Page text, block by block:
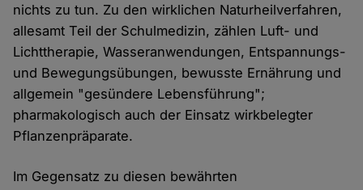
nichts zu tun. Zu den wirklichen Naturheilverfahren,
allesamt Teil der Schulmedizin, zählen Luft- und
Lichttherapie, Wasseranwendungen, Entspannungs-
und Bewegungsübungen, bewusste Ernährung und
allgemein "gesündere Lebensführung";
pharmakologisch auch der Einsatz wirkbelegter
Pflanzenpräparate.
Im Gegensatz zu diesen bewährten